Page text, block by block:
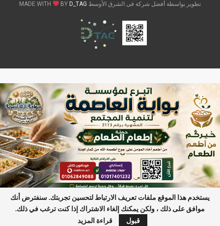
تطوير بواسطة أفضل شركة فى الشرق الأوسط MADE WITH BY D_TAG
يستخدم هذا الموقع ملفات تعريف الارتباط لتحسين تجربتك. سنفترض أنك
موافق على ذلك ، ولكن يمكنك إلغاء الاشتراك إذا كنت ترغب في ذلك.
قبول
قراءة المزيد
باب المندب .. بوابة الحرب العالمية الثالثة